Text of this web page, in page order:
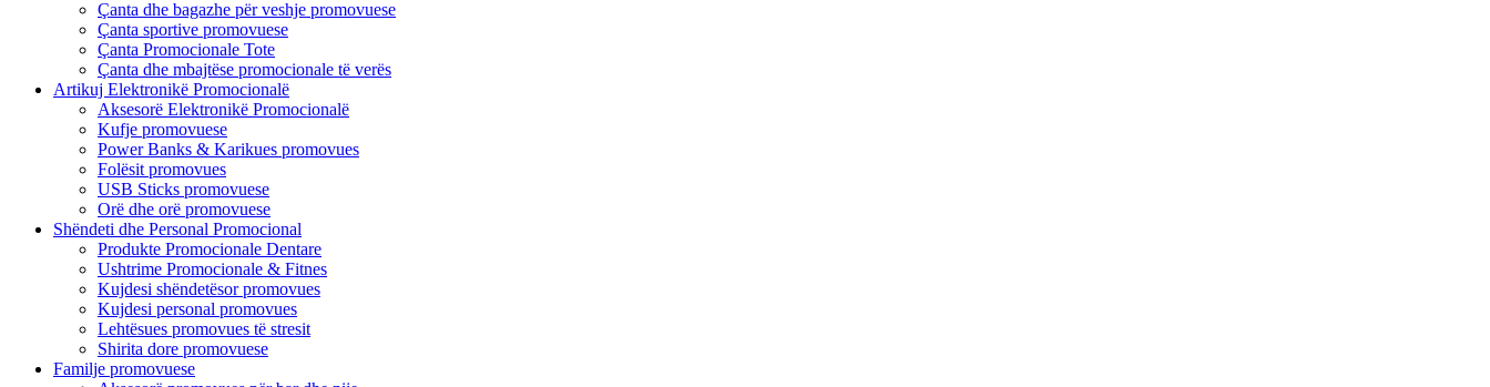
Çanta dhe bagazhe për veshje promovuese
Çanta sportive promovuese
Çanta Promocionale Tote
Çanta dhe mbajtëse promocionale të verës
Artikuj Elektronikë Promocionalë
Aksesorë Elektronikë Promocionalë
Kufje promovuese
Power Banks & Karikues promovues
Folësit promovues
USB Sticks promovuese
Orë dhe orë promovuese
Shëndeti dhe Personal Promocional
Produkte Promocionale Dentare
Ushtrime Promocionale & Fitnes
Kujdesi shëndetësor promovues
Kujdesi personal promovues
Lehtësues promovues të stresit
Shirita dore promovuese
Familje promovuese